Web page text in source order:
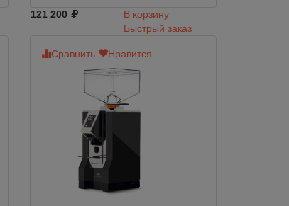
121 200
В корзину
Быстрый заказ
Сравнить Нравится